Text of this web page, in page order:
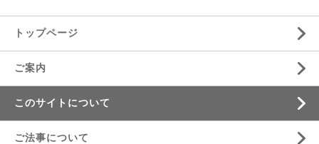
トップページ
ご案内
このサイトについて
ご法事について